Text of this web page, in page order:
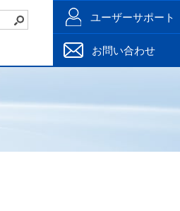
ユーザーサポート
お問い合わせ